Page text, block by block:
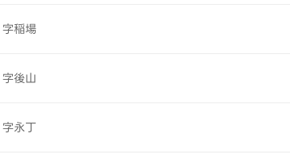
字稲場
字後山
字永丁